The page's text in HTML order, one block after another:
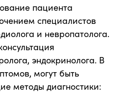
пациента
специалистов
и невропатолога.
эндокринолога. В
могут быть
методы диагностики: